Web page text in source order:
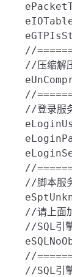
//
//压缩解
//
//登录服
//
//脚本服
//请上面
//SQL引
//
//SQL引